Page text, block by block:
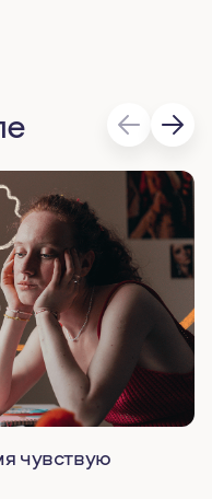
чувствую